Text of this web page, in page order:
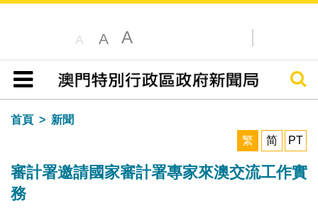
A A A
目錄
搜尋
首頁
新聞
繁
简 PT
審計署邀請國家審計署專家來澳交流工作實
務